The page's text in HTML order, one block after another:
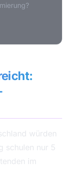
würden
schulen nur 5
im